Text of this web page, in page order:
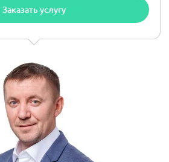
Заказать услугу